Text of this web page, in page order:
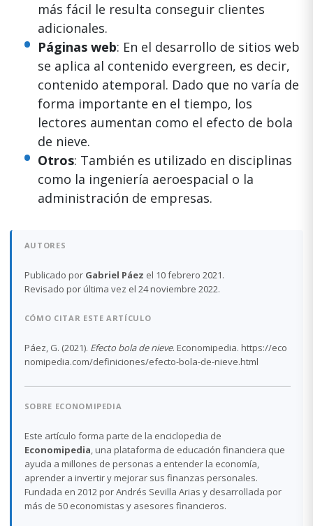
más fácil le resulta conseguir clientes
adicionales.
Páginas web: En el desarrollo de sitios web
se aplica al contenido evergreen, es decir,
contenido atemporal. Dado que no varía de
forma importante en el tiempo, los
lectores aumentan como el efecto de bola
de nieve.
Otros: También es utilizado en disciplinas
como la ingeniería aeroespacial o la
administración de empresas.
AUTORES
Publicado por Gabriel Páez el 10 febrero 2021.
Revisado por última vez el 24 noviembre 2022.
CÓMO CITAR ESTE ARTÍCULO
Páez, G. (2021). Efecto bola de nieve. Economipedia. https://eco
nomipedia.com/definiciones/efecto-bola-de-nieve.html
SOBRE ECONOMIPEDIA
Este artículo forma parte de la enciclopedia de
Economipedia, una plataforma de educación financiera que
ayuda a millones de personas a entender la economía,
aprender a invertir y mejorar sus finanzas personales.
Fundada en 2012 por Andrés Sevilla Arias y desarrollada por
más de 50 economistas y asesores financieros.